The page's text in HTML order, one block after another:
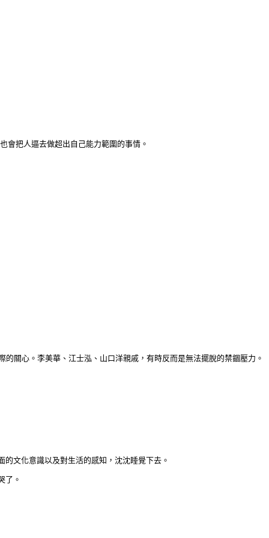
會把人逼去做超出自己能力範圍的事情。
關心。李美華、江士泓、山口洋親戚，有時反而是無法擺脫的禁錮壓力。
文化意識以及對生活的感知，沈沈睡覺下去。
了。